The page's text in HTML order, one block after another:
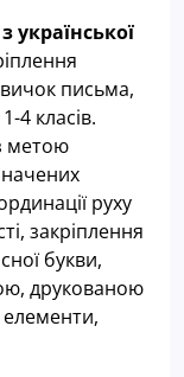
з української
письма,
4 класів.
метою
руху
закріплення
букви,
друкованою
елементи,